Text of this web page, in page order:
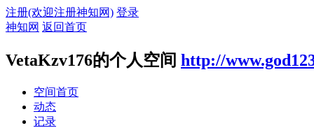
注册(欢迎注册神知网) 登录
神知网 返回首页
VetaKzv176的个人空间 http://
空间首页
动态
记录